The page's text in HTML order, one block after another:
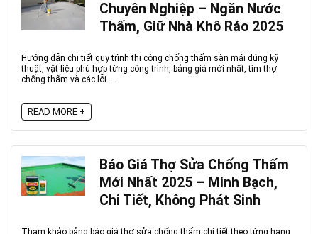
Chuyên Nghiệp – Ngăn Nước
Thấm, Giữ Nhà Khô Ráo 2025
Hướng dẫn chi tiết quy trình thi công chống thấm sàn mái đúng kỹ
thuật, vật liệu phù hợp từng công trình, bảng giá mới nhất, tìm thợ
chống thấm và các lỗi ...
READ MORE +
Báo Giá Thợ Sửa Chống Thấm
Mới Nhất 2025 – Minh Bạch,
Chi Tiết, Không Phát Sinh
Tham khảo bảng báo giá thợ sửa chống thấm chi tiết theo từng hạng